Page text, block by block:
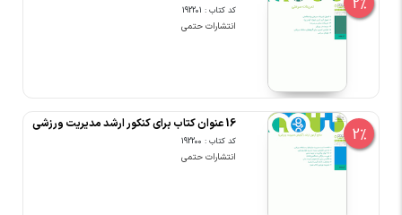
2% کد کتاب : 192201
انتشارات حتمی
2%
16 عنوان کتاب برای کنکور ارشد مدیریت ورزشی
کد کتاب : 192200
انتشارات حتمی